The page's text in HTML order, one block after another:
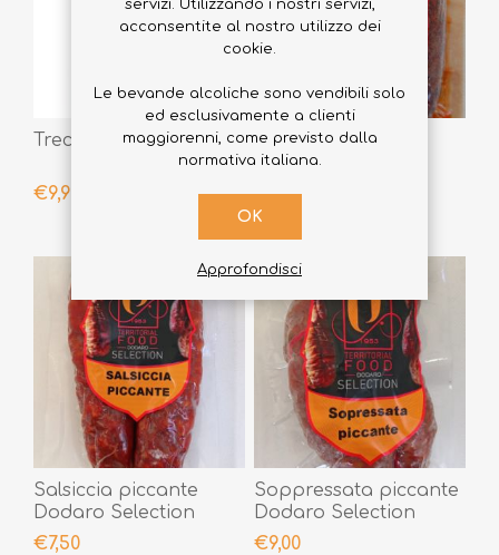
Treccia di Fichi - 200g
€9,90
'Nduja di Spilinga
Dodaro Selection
€9,00
Salsiccia piccante
Dodaro Selection
300gr
€7,50
Soppressata piccante
Dodaro Selection
300gr
€9,00
servizi. Utilizzando i nostri servizi,
acconsentite al nostro utilizzo dei
cookie.
Le bevande alcoliche sono vendibili solo
ed esclusivamente a clienti
maggiorenni, come previsto dalla
normativa italiana.
OK
Approfondisci